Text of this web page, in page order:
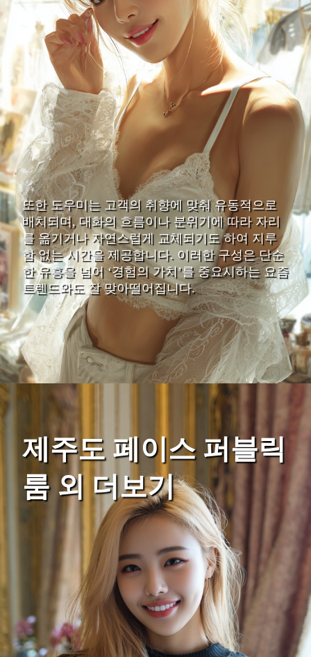
또한 도우미는 고객의 취향에 맞춰 유동적으로
배치되며, 대화의 흐름이나 분위기에 따라 자리
를 옮기거나 자연스럽게 교체되기도 하여 지루
함 없는 시간을 제공합니다. 이러한 구성은 단순
한 유흥을 넘어 ‘경험의 가치’를 중요시하는 요즘
트렌드와도 잘 맞아떨어집니다.
제주도 페이스 퍼블릭
룸 외 더보기